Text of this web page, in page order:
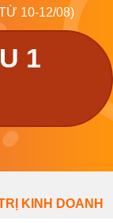
10-12/08)
1
KINH DOANH